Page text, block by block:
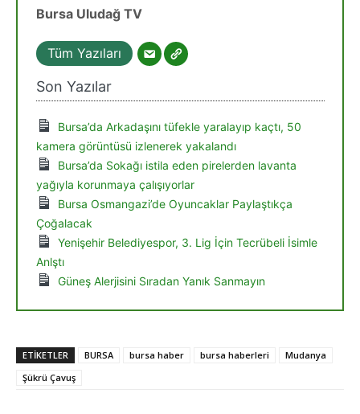
Bursa Uludağ TV
Tüm Yazıları
Son Yazılar
Bursa’da Arkadaşını tüfekle yaralayıp kaçtı, 50
kamera görüntüsü izlenerek yakalandı
Bursa’da Sokağı istila eden pirelerden lavanta
yağıyla korunmaya çalışıyorlar
Bursa Osmangazi’de Oyuncaklar Paylaştıkça
Çoğalacak
Yenişehir Belediyespor, 3. Lig İçin Tecrübeli İsimle
Anlştı
Güneş Alerjisini Sıradan Yanık Sanmayın
ETIKETLER BURSA bursa haber bursa haberleri
Mudanya
Şükrü Çavuş